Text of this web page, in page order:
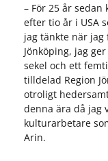
– För 25 år
efter tio år i USA
jag tänkte när jag
Jönköping, jag
sekel och ett
tilldelad Region
otroligt
denna ära då jag
kulturarbetare
Arin.